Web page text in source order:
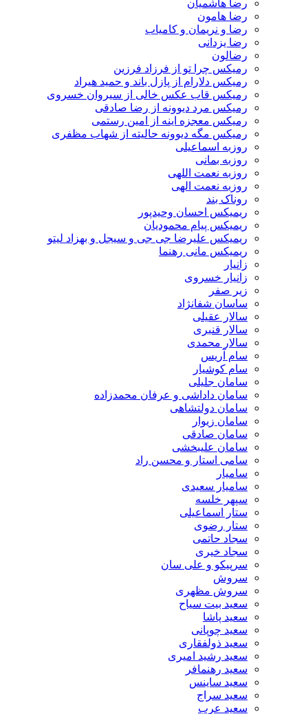
رضا هاشمیان
رضا هامون
رضا و نریمان و کامیاب
رضا یزدانی
رضالون
رمیکس چرا تو از فرزاد فرزین
رمیکس دلارام از پازل باند و حمید هیراد
رمیکس قاب عکس خالی از سیروان خسروی
رمیکس مرد دیوونه از رضا صادقی
رمیکس معجزه اینه از امین رستمی
رمیکس مگه دیوونه حالیته از شهاب مظفری
روزبه اسماعیلی
روزبه بمانی
روزبه نعمت اللهی
روزبه نعمت الهی
روناک بند
ریمیکس احسان وحیدپور
ریمیکس پیام محمودیان
ریمیکس علیرضا جی جی و سیجل و بهزاد لیتو
ریمیکس مانی رهنما
زانیار خسروی
زیر صفر
ساسان شفانژاد
سالار عقیلی
سالار قنبری
سالار محمدی
سام آریس
سام کوشیار
سامان جلیلی
سامان داداشی و عرفان محمدزاده
سامان دولتشاهی
سامان زیوار
سامان صادقی
سامان علیبخشی
سامی استار و محسن راد
سامیار
سامیار سعیدی
سپهر خلسه
ستار اسماعیلی
ستار رضوی
سجاد حاتمی
سجاد خیری
سرپیکو و علی سان
سروش
سروش مظهری
سعید بیت سیاح
سعید پاشا
سعید چوپانی
سعید ذولفقاری
سعید رشید امیری
سعید رهنمافر
سعید ساینس
سعید سراج
سعید عرب